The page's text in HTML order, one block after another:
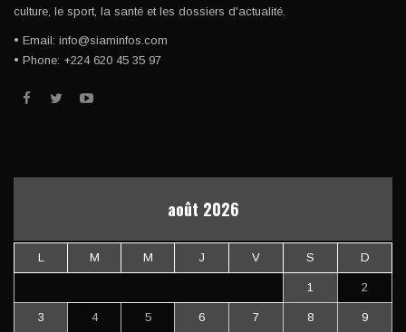
culture, le sport, la santé et les dossiers d'actualité.
• Email: info@siaminfos.com
• Phone: +224 620 45 35 97
août 2026
L M M J V S D
1 2
3 4 5 6 7 8 9